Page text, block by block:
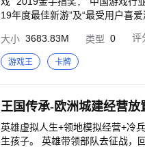
这些科技先驱们，希望他们的付
p://djs.163.com/ 官方论坛：
19年度最佳新游”及“最受用户喜
迎休闲游戏 “金手指奖”2022年度优秀手机游戏 《商道高手》是一款现代商战模拟经
名金融人士，进入商业市场开始
人之后，你可以选择心仪的小姐
大小 3683.83M 类型 0 评
游戏王 卡牌
英雄虚拟人生+领地模拟经营+冷
生孩子。 英雄带领部队去征战，